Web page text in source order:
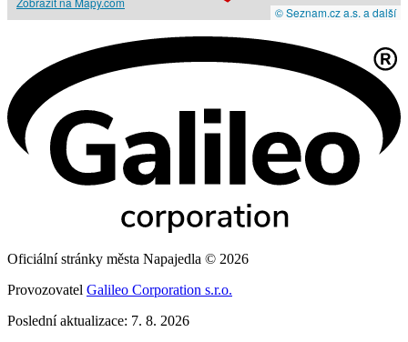
© Seznam.cz a.s. a další
Oficiální stránky města Napajedla © 2026
Provozovatel Galileo Corporation s.r.o.
Poslední aktualizace: 7. 8. 2026